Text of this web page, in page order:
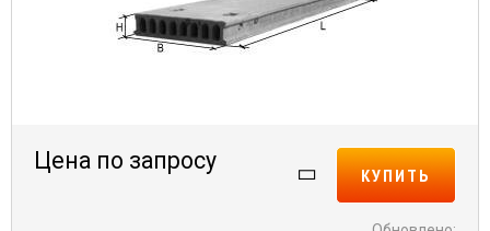
Цена по запросу
КУПИТЬ